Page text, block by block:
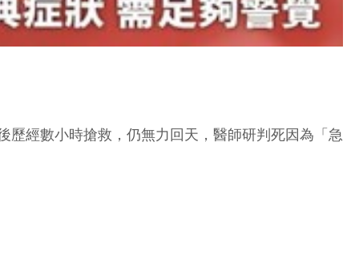
經數小時搶救，仍無力回天，醫師研判死因為「急